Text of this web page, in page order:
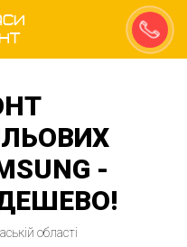
-
області